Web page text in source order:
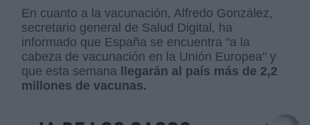
En cuanto a la vacunación, Alfredo González,
secretario general de Salud Digital, ha
informado que España se encuentra "a la
cabeza de vacunación en la Unión Europea" y
que esta semana
llegarán al país más de 2,2
millones de vacunas.